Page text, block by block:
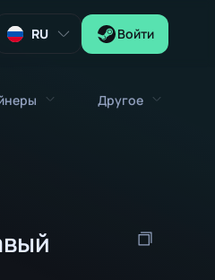
RU Войти
Другое